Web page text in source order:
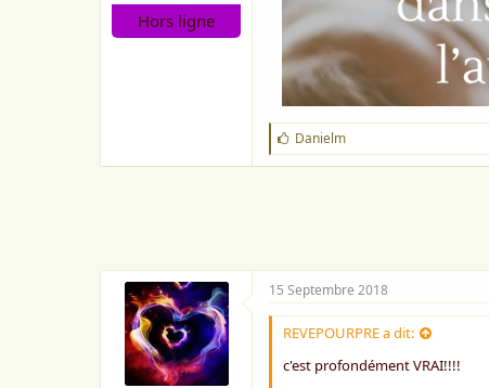
Hors ligne
J
'
a
Danielm
15 Septembre 2018
REVEPOURPRE a dit:
c'est profondément VRAI!!!!